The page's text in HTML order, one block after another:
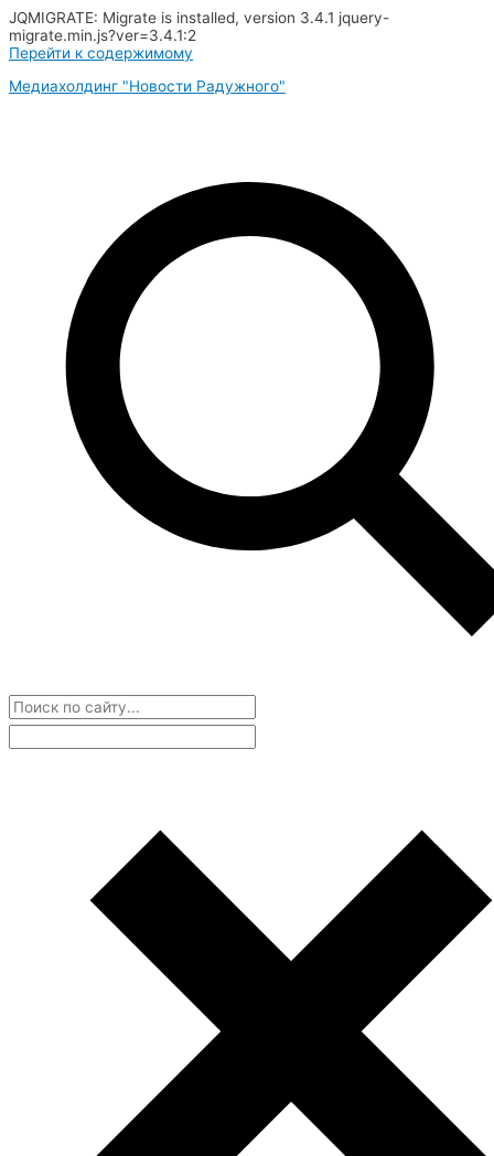
JQMIGRATE: Migrate is installed, version 3.4.1 jquery-
migrate.min.js?ver=3.4.1:2
Перейти к содержимому
Медиахолдинг "Новости Радужного"